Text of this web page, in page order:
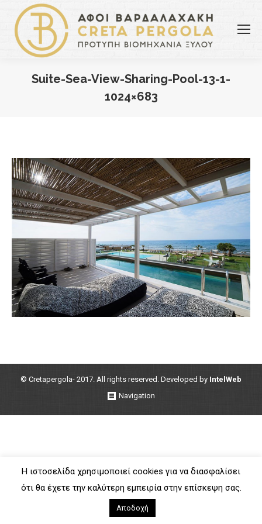
Suite-Sea-View-Sharing-Pool-13-1-
1024×683
© Cretapergola- 2017. All rights reserved. Developed by IntelWeb
Navigation
Η ιστοσελίδα χρησιμοποιεί cookies για να διασφαλίσει
ότι θα έχετε την καλύτερη εμπειρία στην επίσκεψη σας.
Αποδοχή